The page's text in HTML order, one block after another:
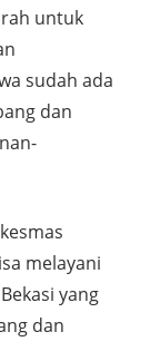
untuk
sudah ada
dan
melayani
yang
dan